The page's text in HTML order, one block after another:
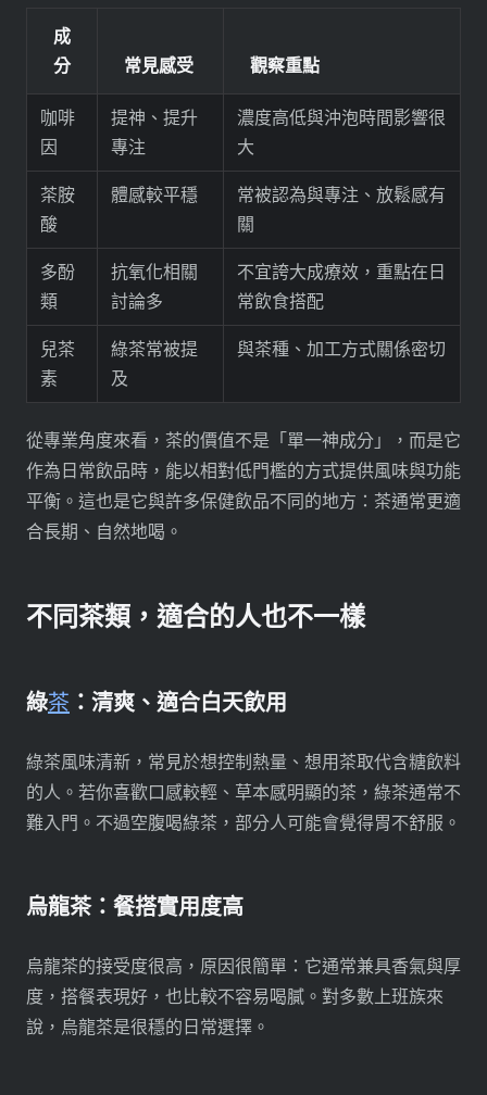
成
分
常見感受 觀察重點
咖啡
因
提神、提升
專注
濃度高低與沖泡時間影響很
大
茶胺
酸
體感較平穩
常被認為與專注、放鬆感有
關
多酚
類
抗氧化相關
討論多
不宜誇大成療效，重點在日
常飲食搭配
兒茶
素
綠茶常被提
及
與茶種、加工方式關係密切
從專業角度來看，茶的價值不是「單一神成分」，而是它
作為日常飲品時，能以相對低門檻的方式提供風味與功能
平衡。這也是它與許多保健飲品不同的地方：茶通常更適
合長期、自然地喝。
不同茶類，適合的人也不一樣
綠茶 ：清爽、適合白天飲用
綠茶風味清新，常見於想控制熱量、想用茶取代含糖飲料
的人。若你喜歡口感較輕、草本感明顯的茶，綠茶通常不
難入門。不過空腹喝綠茶，部分人可能會覺得胃不舒服。
烏龍茶：餐搭實用度高
烏龍茶的接受度很高，原因很簡單：它通常兼具香氣與厚
度，搭餐表現好，也比較不容易喝膩。對多數上班族來
說，烏龍茶是很穩的日常選擇。